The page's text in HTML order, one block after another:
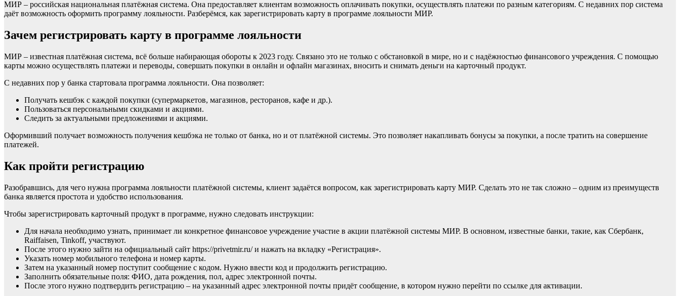
МИР – российская национальная платёжная система. Она предоставляет клиентам возможность оплачивать покупки, осуществлять платежи по разным категориям. С недавних пор система
даёт возможность оформить программу лояльности. Разберёмся, как зарегистрировать карту в программе лояльности МИР.
Зачем регистрировать карту в программе лояльности
МИР – известная платёжная система, всё больше набирающая обороты к 2023 году. Связано это не только с обстановкой в мире, но и с надёжностью финансового учреждения. С помощью
карты можно осуществлять платежи и переводы, совершать покупки в онлайн и офлайн магазинах, вносить и снимать деньги на карточный продукт.
С недавних пор у банка стартовала программа лояльности. Она позволяет:
Получать кешбэк с каждой покупки (супермаркетов, магазинов, ресторанов, кафе и др.).
Пользоваться персональными скидками и акциями.
Следить за актуальными предложениями и акциями.
Оформивший получает возможность получения кешбэка не только от банка, но и от платёжной системы. Это позволяет накапливать бонусы за покупки, а после тратить на совершение
платежей.
Как пройти регистрацию
Разобравшись, для чего нужна программа лояльности платёжной системы, клиент задаётся вопросом, как зарегистрировать карту МИР. Сделать это не так сложно – одним из преимуществ
банка является простота и удобство использования.
Чтобы зарегистрировать карточный продукт в программе, нужно следовать инструкции:
Для начала необходимо узнать, принимает ли конкретное финансовое учреждение участие в акции платёжной системы МИР. В основном, известные банки, такие, как Сбербанк,
Raiffaisen, Tinkoff, участвуют.
После этого нужно зайти на официальный сайт https://privetmir.ru/ и нажать на вкладку «Регистрация».
Указать номер мобильного телефона и номер карты.
Затем на указанный номер поступит сообщение с кодом. Нужно ввести код и продолжить регистрацию.
Заполнить обязательные поля: ФИО, дата рождения, пол, адрес электронной почты.
После этого нужно подтвердить регистрацию – на указанный адрес электронной почты придёт сообщение, в котором нужно перейти по ссылке для активации.